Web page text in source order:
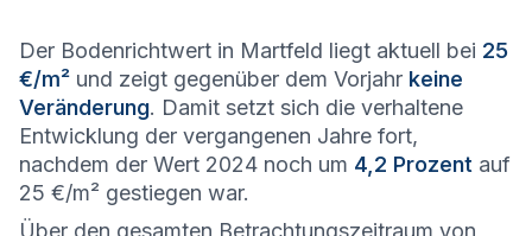
Der Bodenrichtwert in Martfeld liegt aktuell bei 25
€/m² und zeigt gegenüber dem Vorjahr keine
Veränderung. Damit setzt sich die verhaltene
Entwicklung der vergangenen Jahre fort,
nachdem der Wert 2024 noch um 4,2 Prozent auf
25 €/m² gestiegen war.
Über den gesamten Betrachtungszeitraum von